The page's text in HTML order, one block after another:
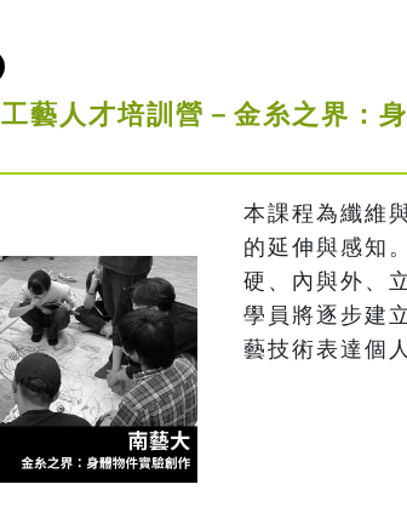
藝人才培訓營－金糸之界：
本課程為纖維
的延伸與感知
硬、內與外、
學員將逐步建
藝技術表達個